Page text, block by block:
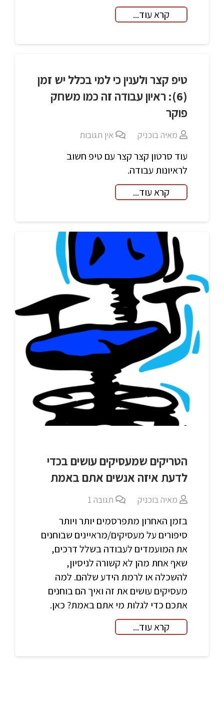
קרא עוד...
טיפ קצר ולענין כי למי בכלל יש זמן
(6): ראיון עבודה זה כמו משחק
פוקר
מאיה בוכניק אין תגובות
עוד סרטון קצר קצר עם טיפ חשוב
לראיונות עבודה.
קרא עוד...
הטריקים שמעסיקים עושים בכדי
לדעת איזה אנשים אתם באמת
מאיה בוכניק תגובה1
בזמן האחרון מתפרסמים יותר ויותר
סיפורים על מעסיקים/מראיינים שבוחנים
את המועמדים לעבודה בשלל דרכים,
שאף אחת מהן לא קשורה לניסיון,
להשכלה או לרמת הידע שלהם. למה
מעסיקים עושים את זה ואיך הם בוחנים
אתכם כדי לגלות מי אתם באמת? כאן.
קרא עוד...